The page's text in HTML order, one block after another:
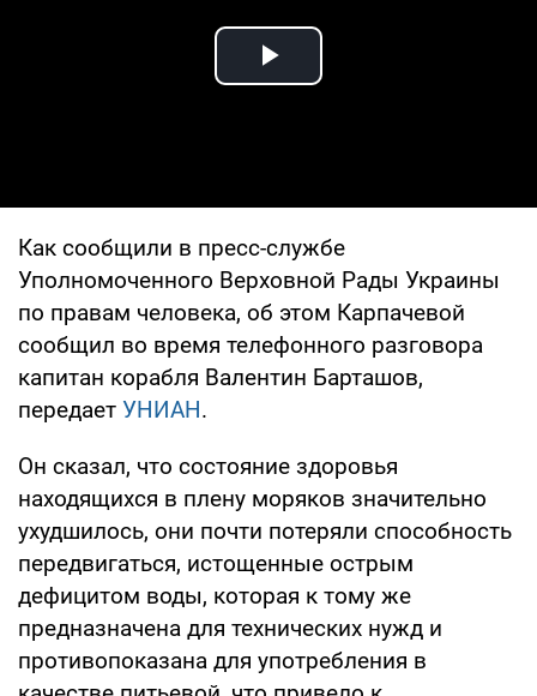
Play Video
Как сообщили в пресс-службе
Уполномоченного Верховной Рады Украины
по правам человека, об этом Карпачевой
сообщил во время телефонного разговора
капитан корабля Валентин Барташов,
передает УНИАН.
Он сказал, что состояние здоровья
находящихся в плену моряков значительно
ухудшилось, они почти потеряли способность
передвигаться, истощенные острым
дефицитом воды, которая к тому же
предназначена для технических нужд и
противопоказана для употребления в